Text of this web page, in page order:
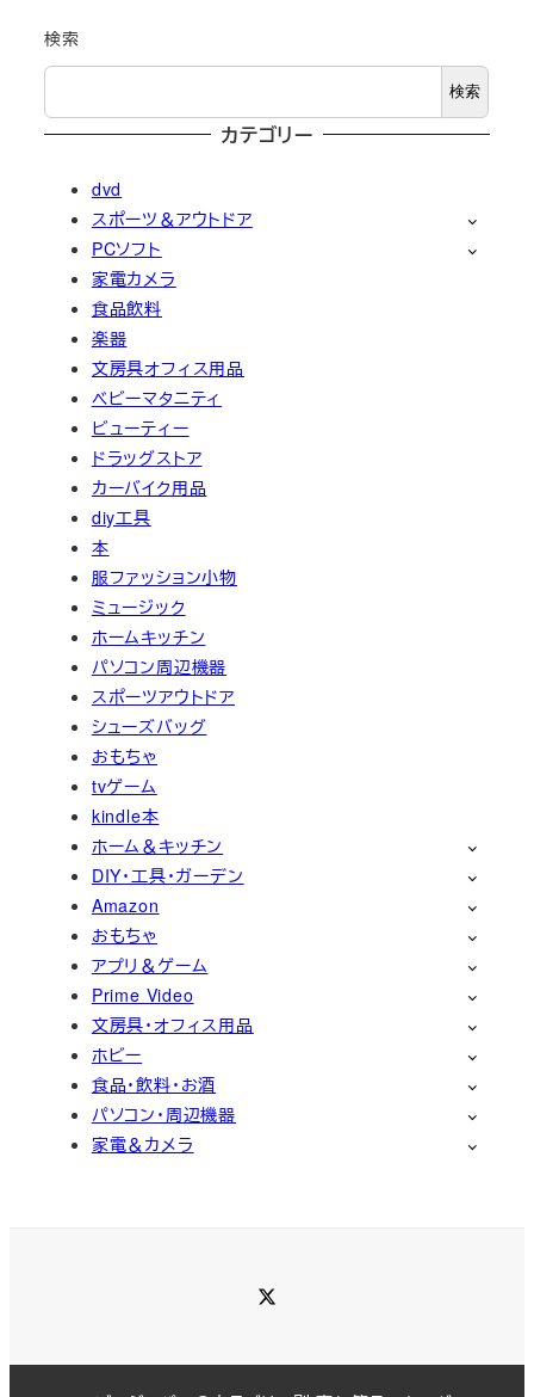
検索
検索
カテゴリー
dvd
スポーツ＆アウトドア
PCソフト
家電カメラ
食品飲料
楽器
文房具オフィス用品
ベビーマタニティ
ビューティー
ドラッグストア
カーバイク用品
diy工具
本
服ファッション小物
ミュージック
ホームキッチン
パソコン周辺機器
スポーツアウトドア
シューズバッグ
おもちゃ
tvゲーム
kindle本
ホーム＆キッチン
DIY・工具・ガーデン
Amazon
おもちゃ
アプリ＆ゲーム
Prime Video
文房具・オフィス用品
ホビー
食品・飲料・お酒
パソコン・周辺機器
家電＆カメラ